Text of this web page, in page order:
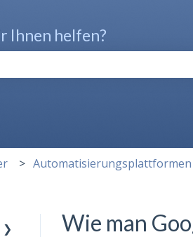
Ihnen helfen?
Automatisierungsplattformen
Wie man